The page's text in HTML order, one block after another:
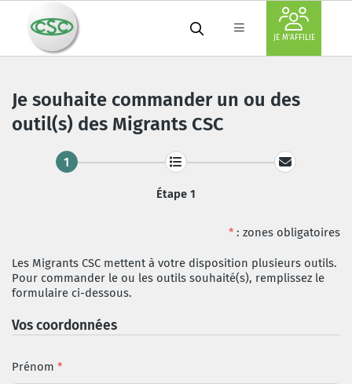
JE M'AFFILIE
Je souhaite commander un ou des
outil(s) des Migrants CSC
1
Étape 1
* : zones obligatoires
Les Migrants CSC mettent à votre disposition plusieurs outils.
Pour commander le ou les outils souhaité(s), remplissez le
formulaire ci-dessous.
Vos coordonnées
Prénom